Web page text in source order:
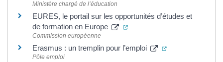
Ministère chargé de l’éducation
EURES, le portail sur les opportunités d’études et
de formation en Europe
(ouverture dans un nouvel
Commission européenne
Erasmus : un tremplin pour l’emploi (ouverture dans
Pôle emploi